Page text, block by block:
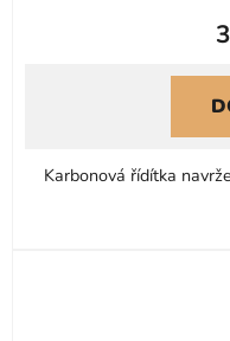
Karbonová řídítka